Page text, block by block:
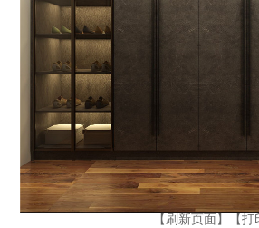
【刷新页面】 【